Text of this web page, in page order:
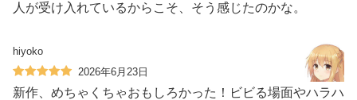
人が受け入れているからこそ、そう感じたのかな。
hiyoko
2026年6月23日
新作、めちゃくちゃおもしろかった！ビビる場面やハラハ